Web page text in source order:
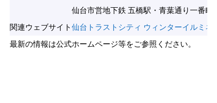
仙台市営地下鉄 五橋駅・青葉通り一番町
関連ウェブサイト 仙台トラストシティ ウィンターイルミネ
最新の情報は公式ホームページ等をご参照ください。